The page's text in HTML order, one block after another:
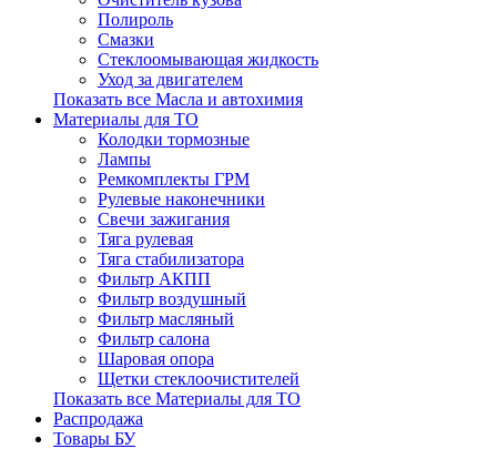
Полироль
Смазки
Стеклоомывающая жидкость
Уход за двигателем
Показать все Масла и автохимия
Материалы для ТО
Колодки тормозные
Лампы
Ремкомплекты ГРМ
Рулевые наконечники
Свечи зажигания
Тяга рулевая
Тяга стабилизатора
Фильтр АКПП
Фильтр воздушный
Фильтр масляный
Фильтр салона
Шаровая опора
Щетки стеклоочистителей
Показать все Материалы для ТО
Распродажа
Товары БУ